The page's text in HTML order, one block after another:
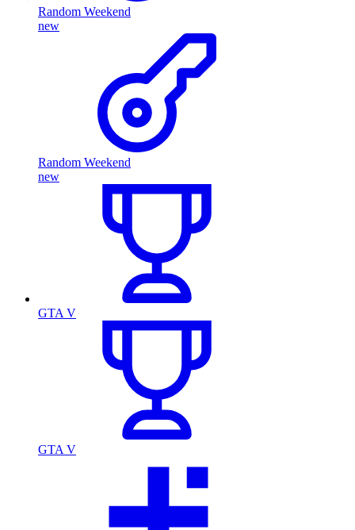
Random Weekend
new
Random Weekend
new
GTA V
GTA V